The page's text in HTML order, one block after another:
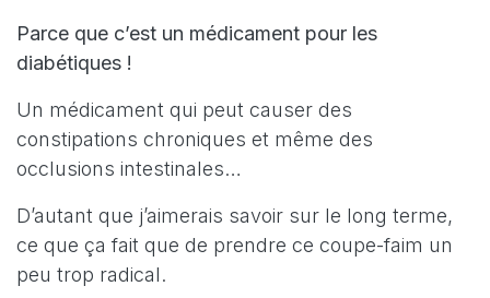
Parce que c’est un médicament pour les
diabétiques !
Un médicament qui peut causer des
constipations chroniques et même des
occlusions intestinales…
D’autant que j’aimerais savoir sur le long terme,
ce que ça fait que de prendre ce coupe-faim un
peu trop radical.